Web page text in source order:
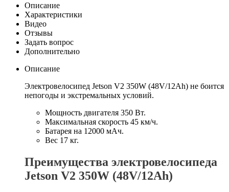
Описание
Характеристики
Видео
Отзывы
Задать вопрос
Дополнительно
Описание
Электровелосипед Jetson V2 350W (48V/12Ah) не боится
непогоды и экстремальных условий.
Мощность двигателя 350 Вт.
Максимальная скорость 45 км/ч.
Батарея на 12000 мАч.
Вес 17 кг.
Преимущества электровелосипеда
Jetson V2 350W (48V/12Ah)